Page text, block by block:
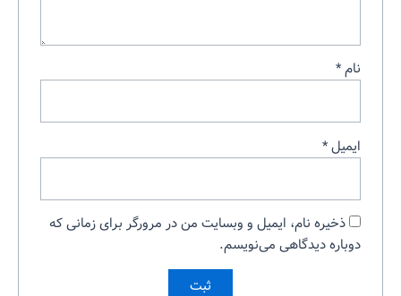
نام*
ایمیل*
ذخیره نام، ایمیل و وبسایت من در مرورگر برای زمانی که
دوباره دیدگاهی می‌نویسم.